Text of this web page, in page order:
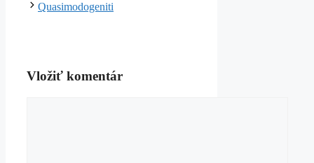
Quasimodogeniti
Vložiť komentár